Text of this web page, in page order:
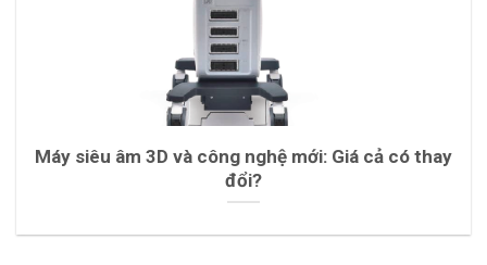
Máy siêu âm 3D và công nghệ mới: Giá cả có thay
đổi?